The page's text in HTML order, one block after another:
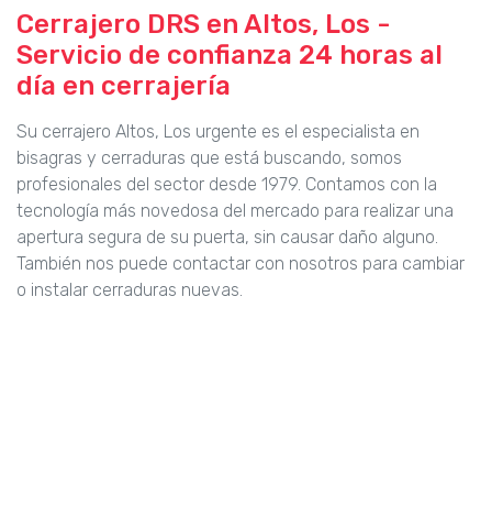
Cerrajero DRS en Altos, Los -
Servicio de confianza 24 horas al
día en cerrajería
Su cerrajero Altos, Los urgente es el especialista en
bisagras y cerraduras que está buscando, somos
profesionales del sector desde 1979. Contamos con la
tecnología más novedosa del mercado para realizar una
apertura segura de su puerta, sin causar daño alguno.
También nos puede contactar con nosotros para cambiar
o instalar cerraduras nuevas.